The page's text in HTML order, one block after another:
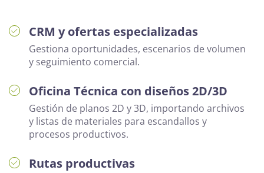
CRM y ofertas especializadas
Gestiona oportunidades, escenarios de volumen
y seguimiento comercial.
Oficina Técnica con diseños 2D/3D
Gestión de planos 2D y 3D, importando archivos
y listas de materiales para escandallos y
procesos productivos.
Rutas productivas